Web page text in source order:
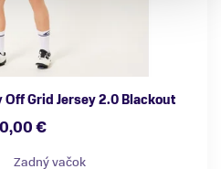
Grid Jersey 2.0 Blackout
€
Zadný vačok